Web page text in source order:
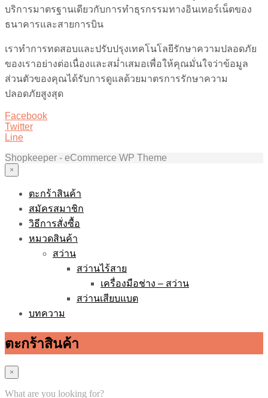
บริการมาตรฐานเดียวกับการทำธุรกรรมทางอินเทอร์เน็ตของ
ธนาคารและสายการบิน
เราทำการทดสอบและปรับปรุงเทคโนโลยีรักษาความปลอดภัย
ของเราอย่างต่อเนื่องและสม่ำเสมอเพื่อให้คุณมั่นใจว่าข้อมูล
ส่วนตัวของคุณได้รับการดูแลด้วยมาตรการรักษาความ
ปลอดภัยสูงสุด
Facebook
Twitter
Line
Shopkeeper - eCommerce WP Theme
×
ตะกร้าสินค้า
สมัครสมาชิก
วิธีการสั่งซื้อ
หมวดสินค้า
สว่าน
สว่านไร้สาย
เครื่องมือช่าง – สว่าน
สว่านเสียบแบต
บทความ
ตะกร้าสินค้า
×
What are you looking for?